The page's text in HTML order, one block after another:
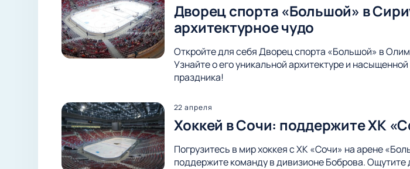
Дворец спорта «Большой» в
архитектурное чудо
Откройте для себя Дворец спорта «Большой» в
Узнайте о его уникальной архитектуре и
праздника!
22 апреля
Хоккей в Сочи: поддержите ХК
Погрузитесь в мир хоккея с ХК «Сочи» на арене
поддержите команду в дивизионе Боброва.